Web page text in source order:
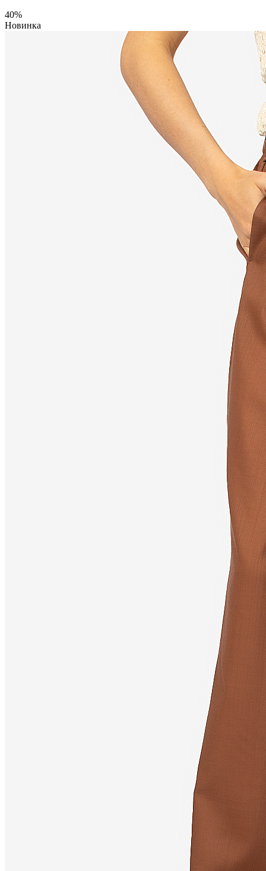
40%
Новинка